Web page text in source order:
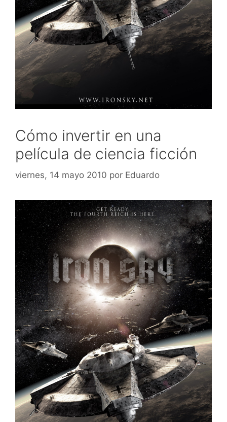
Cómo invertir en una
película de ciencia ficción
viernes, 14 mayo 2010 por Eduardo